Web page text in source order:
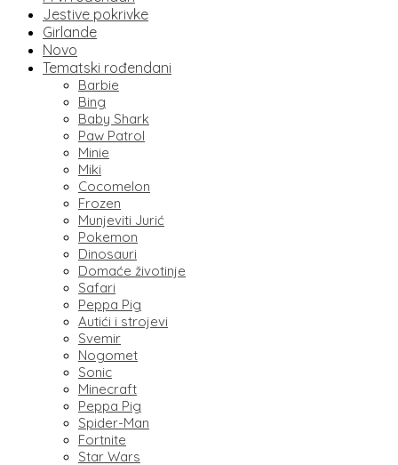
Jestive pokrivke
Girlande
Novo
Tematski rođendani
Barbie
Bing
Baby Shark
Paw Patrol
Minie
Miki
Cocomelon
Frozen
Munjeviti Jurić
Pokemon
Dinosauri
Domaće životinje
Safari
Peppa Pig
Autići i strojevi
Svemir
Nogomet
Sonic
Minecraft
Peppa Pig
Spider-Man
Fortnite
Star Wars